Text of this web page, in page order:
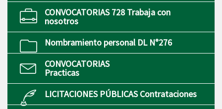
CONVOCATORIAS 728 Trabaja con
nosotros
Nombramiento personal DL N°276
CONVOCATORIAS
Practicas
LICITACIONES PÚBLICAS Contrataciones